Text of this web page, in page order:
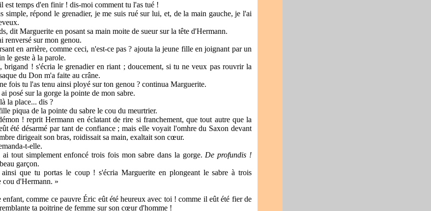
temps d'en finir ! dis-moi comment tu l'as tué !
répond le grenadier, je me suis rué sur lui, et, de la main gauche, je l'ai
dit Marguerite en posant sa main moite de sueur sur la tête d'Hermann.
sur mon genou.
en arrière, comme ceci, n'est-ce pas ? ajouta la jeune fille en joignant par un
le geste à la parole.
! s'écria le grenadier en riant ; doucement, si tu ne veux pas rouvrir la
du Don m'a faite au crâne.
fois tu l'as tenu ainsi ployé sur ton genou ? continua Marguerite.
posé sur la gorge la pointe de mon sabre.
la place... dis ?
piqua de la pointe du sabre le cou du meurtrier.
! reprit Hermann en éclatant de rire si franchement, que tout autre que la
été désarmé par tant de confiance ; mais elle voyait l'omhre du Saxon devant
dirigeait son bras, roidissait sa main, exaltait son cœur.
t-elle.
tout simplement enfoncé trois fois mon sabre dans la gorge. De profundis !
garçon.
que tu portas le coup ! s'écria Marguerite en plongeant le sabre à trois
cou d'Hermann. »
enfant, comme ce pauvre Éric eût été heureux avec toi ! comme il eût été fier de
ta poitrine de femme sur son cœur d'homme !